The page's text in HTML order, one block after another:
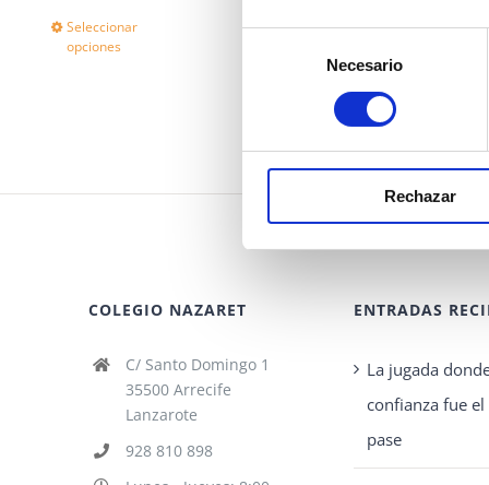
consentimiento
Necesario
Rechazar
Seleccionar
opciones
opciones
pueden
en
la
página
Detalles
COLEGIO NAZARET
C/ Santo Domingo 1
35500 Arrecife
Lanzarote
928 810 898
ENTRADAS
La jugada
confianza fue
pase